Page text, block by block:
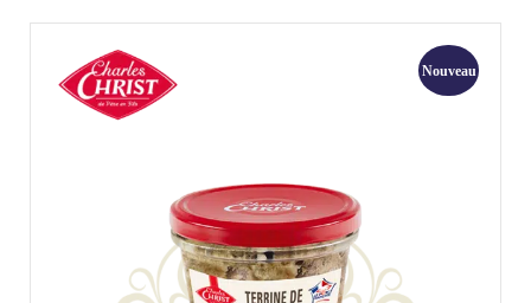
Nouveau